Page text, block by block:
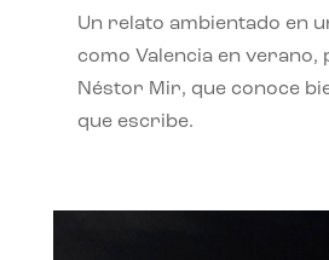
Un relato ambientado en
como Valencia en verano,
Néstor Mir, que conoce
que escribe.